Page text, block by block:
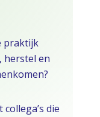
praktijk
herstel en
die